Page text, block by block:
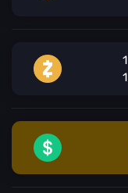
1
1